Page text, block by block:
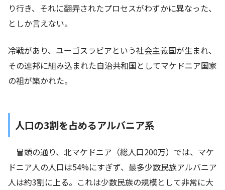
り行き、それに翻弄されたプロセスがわずかに異なった、
としか言えない。
冷戦があり、ユーゴスラビアという社会主義国が生まれ、
その連邦に組み込まれた自治共和国としてマケドニア国家
の祖が築かれた。
人口の3割を占めるアルバニア系
冒頭の通り、北マケドニア（総人口200万）では、マケ
ドニア人の人口は54%にすぎず、最多少数民族アルバニア
人は約3割に上る。これは少数民族の規模として非常に大